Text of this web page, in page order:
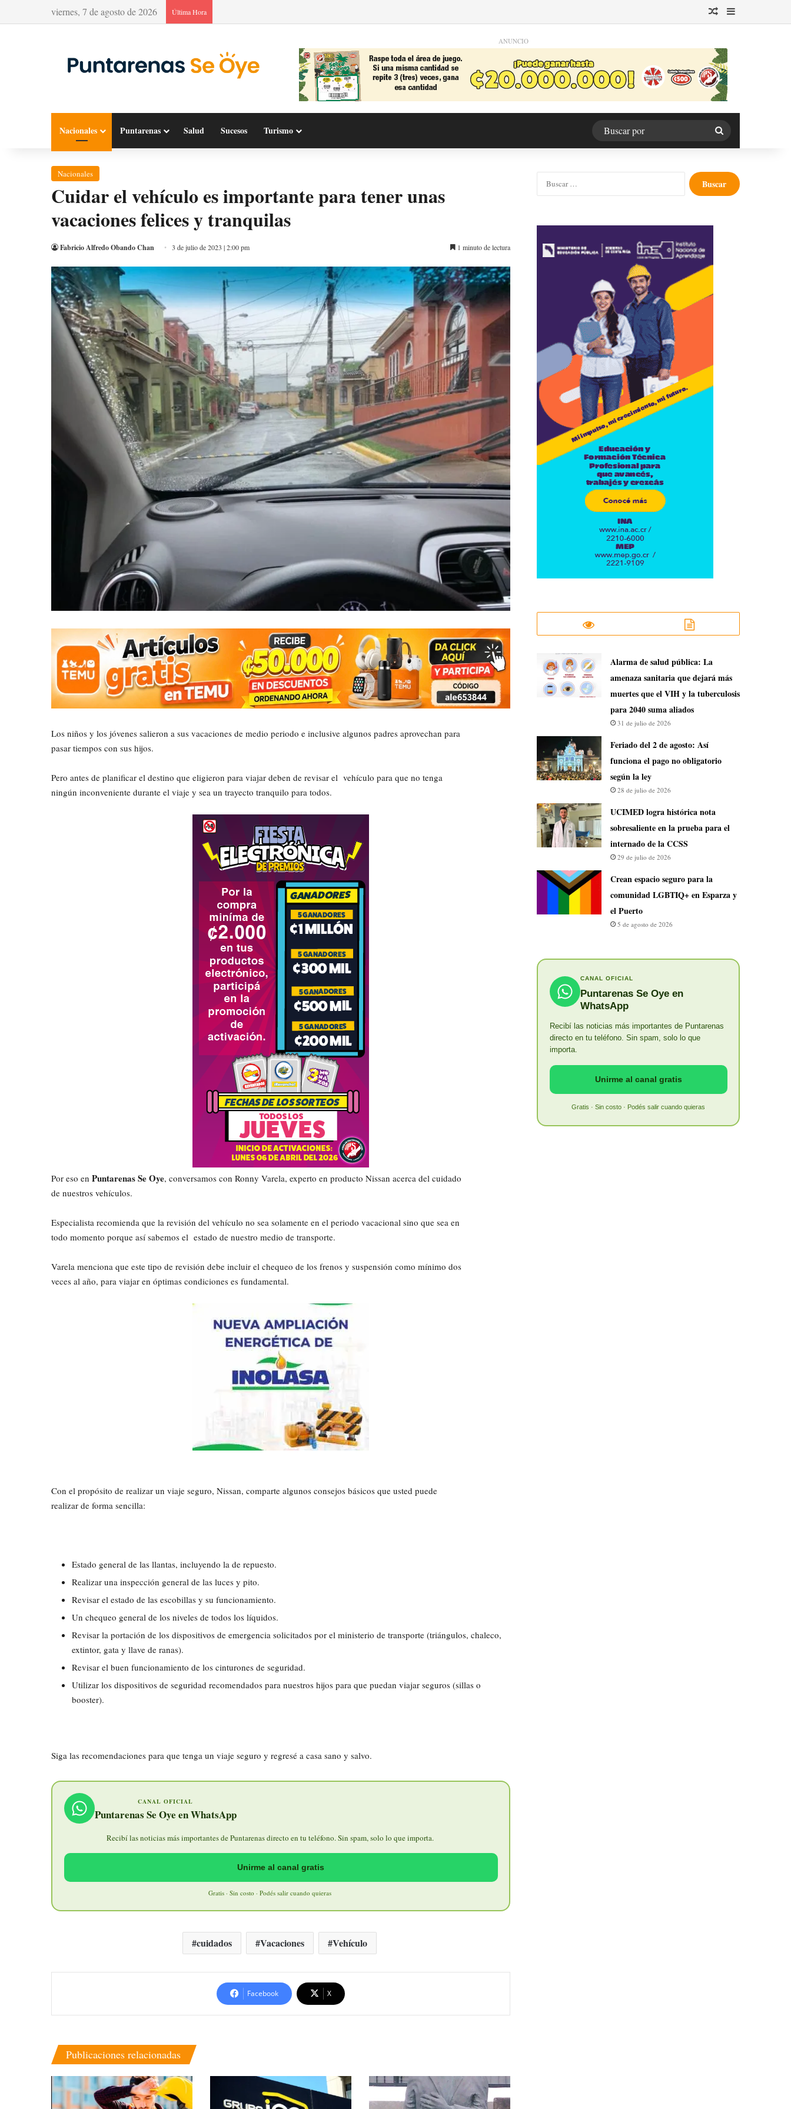
viernes, 7 de agosto de 2026 Última Hora Publicación al azar
Barra lateral
ANUNCIO
Nacionales Puntarenas Salud Sucesos Turismo
Buscar
por
Nacionales
Cuidar el vehículo es importante para tener unas
vacaciones felices y tranquilas
Fabricio Alfredo Obando Chan 3 de julio de 2023 | 2:00 pm 1 minuto de lectura
Los niños y los jóvenes salieron a sus vacaciones de medio periodo e inclusive algunos padres aprovechan para
pasar tiempos con sus hijos.
Pero antes de planificar el destino que eligieron para viajar deben de revisar el vehículo para que no tenga
ningún inconveniente durante el viaje y sea un trayecto tranquilo para todos.
Por eso en Puntarenas Se Oye, conversamos con Ronny Varela, experto en producto Nissan acerca del cuidado
de nuestros vehículos.
Especialista recomienda que la revisión del vehículo no sea solamente en el periodo vacacional sino que sea en
todo momento porque así sabemos el estado de nuestro medio de transporte.
Varela menciona que este tipo de revisión debe incluir el chequeo de los frenos y suspensión como mínimo dos
veces al año, para viajar en óptimas condiciones es fundamental.
Con el propósito de realizar un viaje seguro, Nissan, comparte algunos consejos básicos que usted puede
realizar de forma sencilla:
Estado general de las llantas, incluyendo la de repuesto.
Realizar una inspección general de las luces y pito.
Revisar el estado de las escobillas y su funcionamiento.
Un chequeo general de los niveles de todos los líquidos.
Revisar la portación de los dispositivos de emergencia solicitados por el ministerio de transporte (triángulos, chaleco,
extintor, gata y llave de ranas).
Revisar el buen funcionamiento de los cinturones de seguridad.
Utilizar los dispositivos de seguridad recomendados para nuestros hijos para que puedan viajar seguros (sillas o
booster).
Siga las recomendaciones para que tenga un viaje seguro y regresé a casa sano y salvo.
CANAL OFICIAL
Puntarenas Se Oye en WhatsApp
Recibí las noticias más importantes de Puntarenas directo en tu teléfono. Sin spam, solo lo que importa.
Unirme al canal gratis
Gratis · Sin costo · Podés salir cuando quieras
cuidados Vacaciones Vehículo
Facebook X
Publicaciones relacionadas
Buscar:
​Alarma de salud pública: La
amenaza sanitaria que dejará más
muertes que el VIH y la tuberculosis
para 2040 suma aliados
31 de julio de 2026
Feriado del 2 de agosto: Así
funciona el pago no obligatorio
según la ley
28 de julio de 2026
UCIMED logra histórica nota
sobresaliente en la prueba para el
internado de la CCSS
29 de julio de 2026
Crean espacio seguro para la
comunidad LGBTIQ+ en Esparza y
el Puerto
5 de agosto de 2026
CANAL OFICIAL
Puntarenas Se Oye en
WhatsApp
Recibí las noticias más importantes de Puntarenas
directo en tu teléfono. Sin spam, solo lo que
importa.
Unirme al canal gratis
Gratis · Sin costo · Podés salir cuando quieras